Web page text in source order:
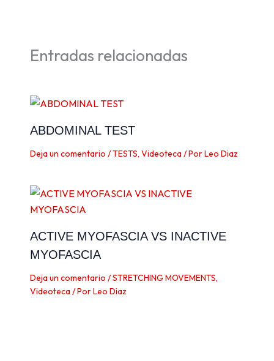
Entradas relacionadas
ABDOMINAL TEST
Deja un comentario /TESTS, Videoteca/ PorLeo Diaz
ACTIVE MYOFASCIA VS INACTIVE
MYOFASCIA
Deja un comentario /STRETCHING MOVEMENTS,
Videoteca/ PorLeo Diaz